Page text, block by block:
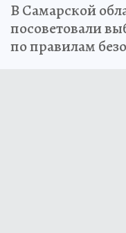
В Самарской
посоветовали
по правилам